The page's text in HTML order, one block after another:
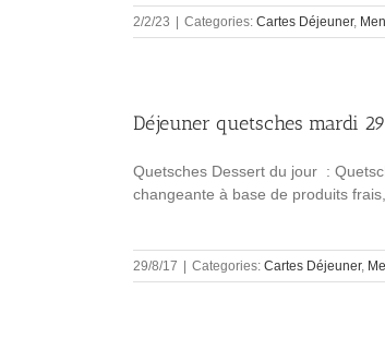
2/2/23 Categories: Cartes Déjeuner,
Déjeuner quetsches mardi
Quetsches Dessert du jour :
changeante à base de produits
29/8/17 Categories: Cartes Déjeuner,